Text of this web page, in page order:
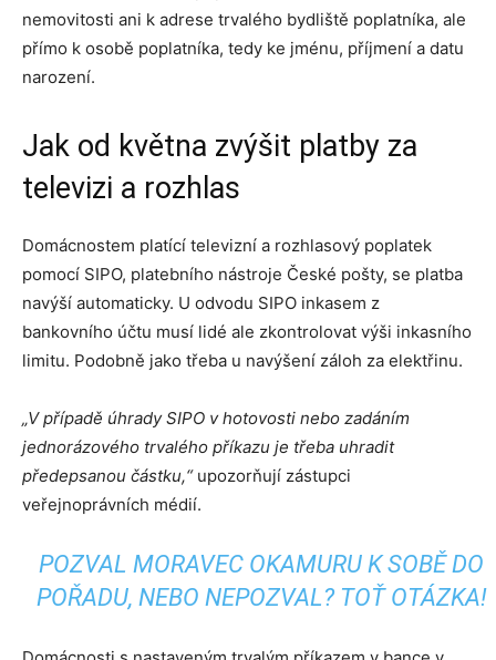
nemovitosti ani k adrese trvalého bydliště poplatníka, ale
přímo k osobě poplatníka, tedy ke jménu, příjmení a datu
narození.
Jak od května zvýšit platby za
televizi a rozhlas
Domácnostem platící televizní a rozhlasový poplatek
pomocí SIPO, platebního nástroje České pošty, se platba
navýší automaticky. U odvodu SIPO inkasem z
bankovního účtu musí lidé ale zkontrolovat výši inkasního
limitu. Podobně jako třeba u navýšení záloh za elektřinu.
„V případě úhrady SIPO v hotovosti nebo zadáním
jednorázového trvalého příkazu je třeba uhradit
předepsanou částku,“ upozorňují zástupci
veřejnoprávních médií.
POZVAL MORAVEC OKAMURU K SOBĚ DO
POŘADU, NEBO NEPOZVAL? TOŤ OTÁZKA!